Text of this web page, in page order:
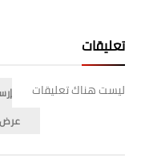
تعليقات
ليست هناك تعليقات
عرض